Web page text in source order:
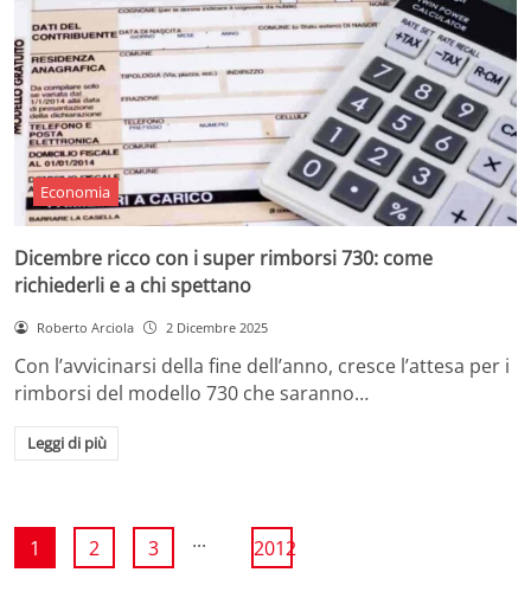
Economia
Dicembre ricco con i super rimborsi 730: come
richiederli e a chi spettano
Roberto Arciola 2 Dicembre 2025
Con l’avvicinarsi della fine dell’anno, cresce l’attesa per i
rimborsi del modello 730 che saranno…
Leggi di più
1 2 3 ... 2012